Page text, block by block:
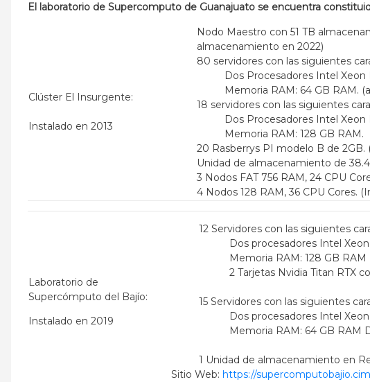
El laboratorio de Supercomputo de Guanajuato se encuentra
Clúster El Insurgente:
Instalado en 2013
Nodo Maestro con 51 TB
almacenamiento en 2022)
80 servidores con las siguientes
Dos Procesadores Intel Xeon
Memoria RAM: 64 GB RAM.
18 servidores con las siguientes
Dos Procesadores Intel Xeon
Memoria RAM: 128 GB RAM.
20 Rasberrys PI modelo B de 2GB.
Unidad de almacenamiento de
3 Nodos FAT 756 RAM, 24 CPU
4 Nodos 128 RAM, 36 CPU Cores.
Laboratorio de
Supercómputo del Bajío:
Instalado en 2019
12 Servidores con las siguientes
Dos procesadores Intel
Memoria RAM: 128 GB RAM
2 Tarjetas Nvidia Titan RTX
15 Servidores con las siguientes
Dos procesadores Intel
Memoria RAM: 64 GB RAM
1 Unidad de almacenamiento en
Sitio Web: https://